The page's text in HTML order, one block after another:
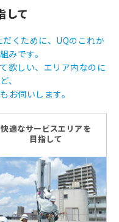
して
くために、UQのこれか
みです。
欲しい、エリア内なのに
、
お伺いします。
快適なサービスエリアを
目指して